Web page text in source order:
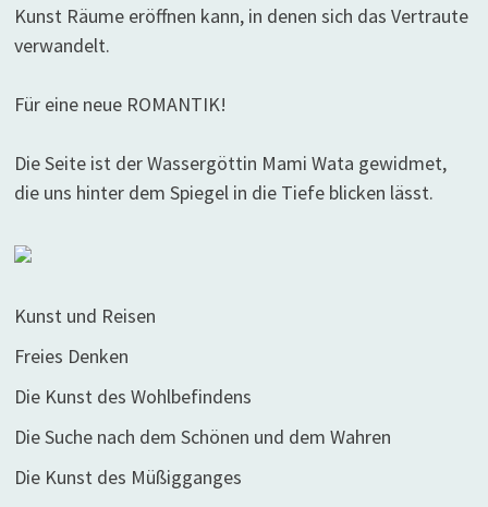
Kunst Räume eröffnen kann, in denen sich das Vertraute
verwandelt.
Für eine neue ROMANTIK!
Die Seite ist der Wassergöttin Mami Wata gewidmet,
die uns hinter dem Spiegel in die Tiefe blicken lässt.
Kunst und Reisen
Freies Denken
Die Kunst des Wohlbefindens
Die Suche nach dem Schönen und dem Wahren
Die Kunst des Müßigganges